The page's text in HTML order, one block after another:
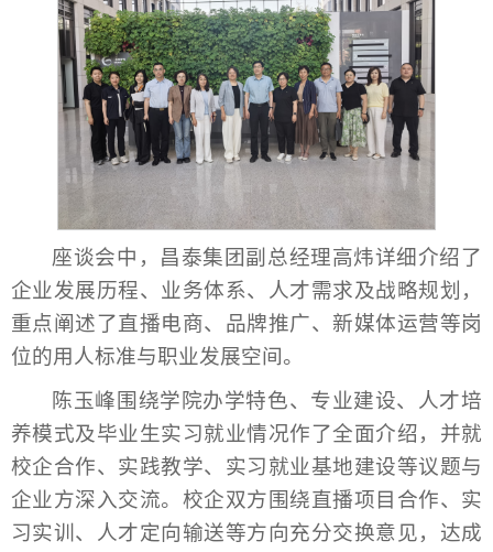
座谈会中，昌泰集团副总经理高炜详细介绍了
企业发展历程、业务体系、人才需求及战略规划，
重点阐述了直播电商、品牌推广、新媒体运营等岗
位的用人标准与职业发展空间。
陈玉峰围绕学院办学特色、专业建设、人才培
养模式及毕业生实习就业情况作了全面介绍，并就
校企合作、实践教学、实习就业基地建设等议题与
企业方深入交流。校企双方围绕直播项目合作、实
习实训、人才定向输送等方向充分交换意见，达成